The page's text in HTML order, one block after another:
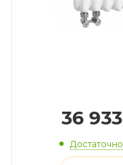
36 933
Достаточно